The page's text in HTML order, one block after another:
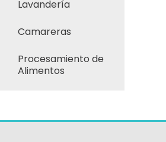
Lavandería
Camareras
Procesamiento de
Alimentos